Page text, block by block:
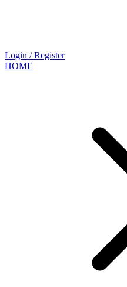
Login / Register
HOME